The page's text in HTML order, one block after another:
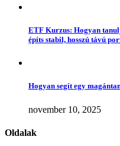
ETF Kurzus: Hogyan
építs stabil, hosszú távú
Hogyan segít egy
november 10, 2025
Oldalak